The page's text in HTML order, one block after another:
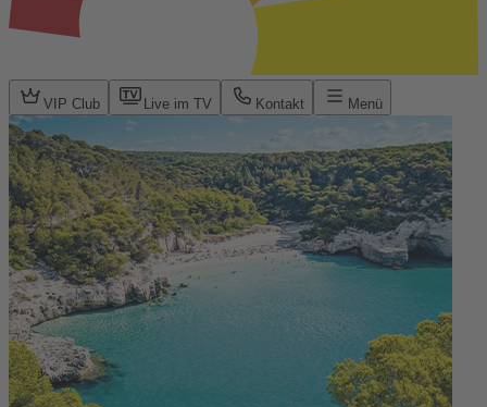
VIP Club Live im TV Kontakt Menü